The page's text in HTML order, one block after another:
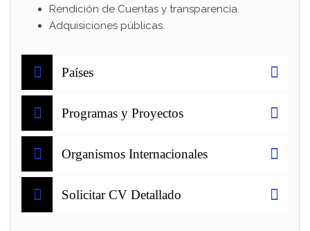
Rendición de Cuentas y transparencia.
Adquisiciones públicas.
Países
Programas y Proyectos
Organismos Internacionales
Solicitar CV Detallado